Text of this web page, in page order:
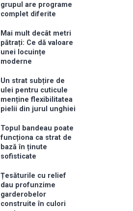
grupul are programe
complet diferite
Mai mult decât metri
pătrați: Ce dă valoare
unei locuințe
moderne
Un strat subțire de
ulei pentru cuticule
menține flexibilitatea
pielii din jurul unghiei
Topul bandeau poate
funcționa ca strat de
bază în ținute
sofisticate
Țesăturile cu relief
dau profunzime
garderobelor
construite în culori